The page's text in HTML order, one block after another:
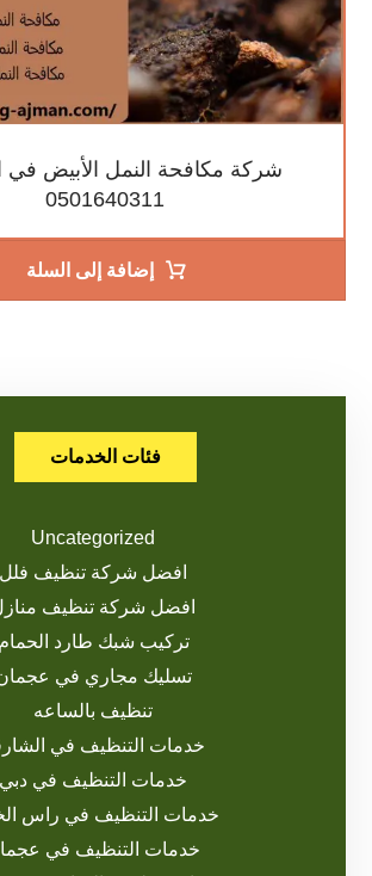
شركة مكافحة النمل الأبيض في
0501640311
إضافة إلى السلة
فئات الخدمات
Uncategorized
افضل شركة تنظيف فلل
افضل شركة تنظيف
تركيب شبك طارد الحمام
تسليك مجاري في
تنظيف بالساعه
خدمات التنظيف في
خدمات التنظيف في دبي
خدمات التنظيف في راس
خدمات التنظيف في